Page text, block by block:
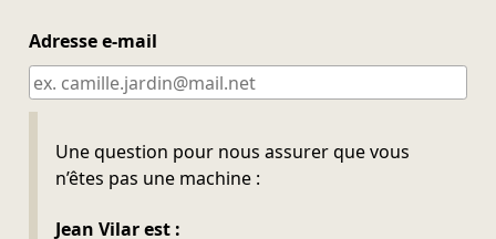
Adresse e-mail
Une question pour nous assurer que vous
n’êtes pas une machine :
Jean Vilar est :
Ne pas remplir